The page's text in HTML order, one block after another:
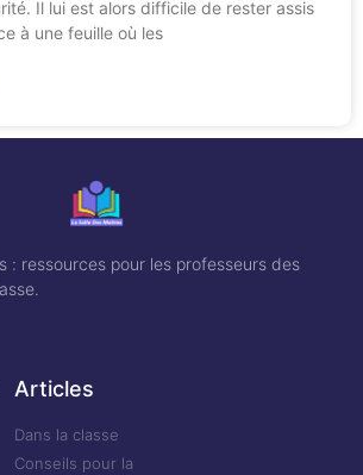
Il lui est alors difficile de rester assis
à une feuille où les
: ressources pour les professeurs des
Articles
Dans la classe
Conseils pour la